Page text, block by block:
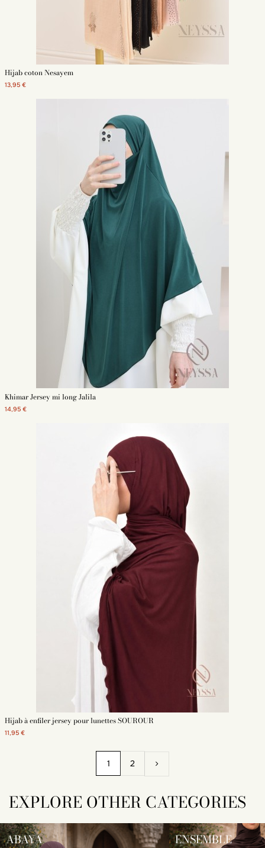
Hijab coton Nesayem
13,95 €
Khimar Jersey mi long Jalila
14,95 €
Hijab à enfiler jersey pour lunettes SOUROUR
11,95 €
1 2
EXPLORE OTHER CATEGORIES
ABAYA ENSEMBLE